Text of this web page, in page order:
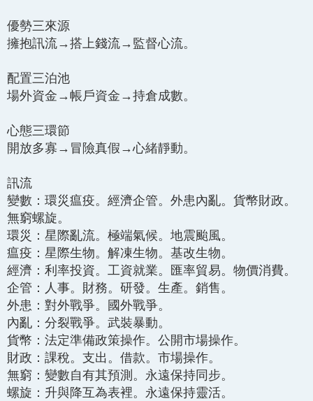
優勢三來源
擁抱訊流→搭上錢流→監督心流。
配置三泊池
場外資金→帳戶資金→持倉成數。
心態三環節
開放多寡→冒險真假→心緒靜動。
訊流
變數：環災瘟疫。經濟企管。外患內亂。貨幣財政。
無窮螺旋。
環災：星際亂流。極端氣候。地震颱風。
瘟疫：星際生物。解凍生物。基改生物。
經濟：利率投資。工資就業。匯率貿易。物價消費。
企管：人事。財務。研發。生產。銷售。
外患：對外戰爭。國外戰爭。
內亂：分裂戰爭。武裝暴動。
貨幣：法定準備政策操作。公開市場操作。
財政：課稅。支出。借款。市場操作。
無窮：變數自有其預測。永遠保持同步。
螺旋：升與降互為表裡。永遠保持靈活。